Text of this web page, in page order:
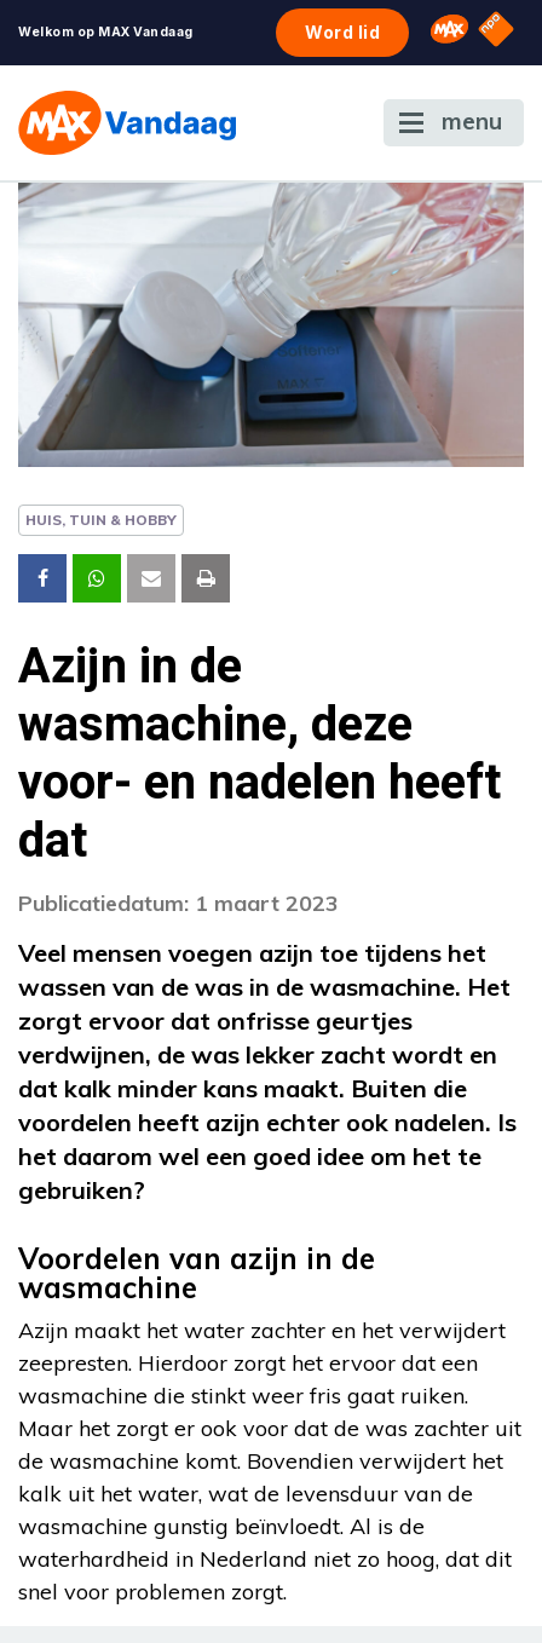
Welkom op MAX Vandaag Word lid Omroep
NPO
menu
HUIS, TUIN & HOBBY
Azijn in de
wasmachine, deze
voor- en nadelen heeft
dat
Publicatiedatum: 1 maart 2023
Veel mensen voegen azijn toe tijdens het
wassen van de was in de wasmachine. Het
zorgt ervoor dat onfrisse geurtjes
verdwijnen, de was lekker zacht wordt en
dat kalk minder kans maakt. Buiten die
voordelen heeft azijn echter ook nadelen. Is
het daarom wel een goed idee om het te
gebruiken?
Voordelen van azijn in de
wasmachine
Azijn maakt het water zachter en het verwijdert
zeepresten. Hierdoor zorgt het ervoor dat een
wasmachine die stinkt weer fris gaat ruiken.
Maar het zorgt er ook voor dat de was zachter uit
de wasmachine komt. Bovendien verwijdert het
kalk uit het water, wat de levensduur van de
wasmachine gunstig beïnvloedt. Al is de
waterhardheid in Nederland niet zo hoog, dat dit
snel voor problemen zorgt.